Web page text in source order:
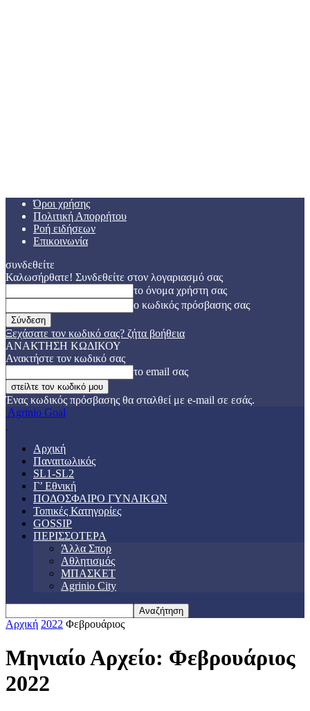
Όροι χρήσης
Πολιτική Απορρήτου
Ροή ειδήσεων
Επικοινωνία
συνδεθείτε
Καλωσήρθατε! Συνδεθείτε στον λογαριασμό σας
το όνομα χρήστη σας
ο κωδικός πρόσβασης σας
Ξεχάσατε τον κωδικό σας? ζήτα βοήθεια
ΑΝΑΚΤΗΣΗ ΚΩΔΙΚΟΥ
Ανακτήστε τον κωδικό σας
το email σας
Ένας κωδικός πρόσβασης θα σταλθεί με e-mail σε εσάς.
Agrinio Goal
Αρχική
Παναιτωλικός
SL1-SL2
Γ’ Εθνική
ΠΟΔΟΣΦΑΙΡΟ ΓΥΝΑΙΚΩΝ
Τοπικές Κατηγορίες
GOSSIP
ΠΕΡΙΣΣΟΤΕΡΑ
Άλλα Σπορ
Αθλητισμός
ΜΠΑΣΚΕΤ
Agrinio City
Αρχική 2022 Φεβρουάριος
Μηνιαίο Αρχείο: Φεβρουάριος
2022